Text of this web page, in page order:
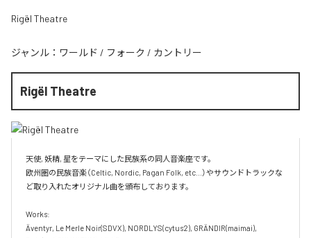
Rigël Theatre
ジャンル： ワールド / フォーク / カントリー
Rigël Theatre
天使, 妖精, 星をテーマにした民族系の同人音楽座です。
欧州圏の民族音楽（Celtic, Nordic, Pagan Folk, etc...）やサウンドトラックな
ど取り入れたオリジナル曲を頒布しております。
Works:
Äventyr, Le Merle Noir(SDVX), NORDLYS(cytus2), GRÄNDIR(maimai),